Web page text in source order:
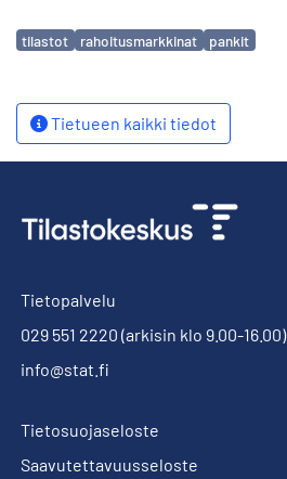
Avainsanat
tilastot rahoitusmarkkinat pankit
Tietueen kaikki tiedot
Tietopalvelu
029 551 2220 (arkisin klo 9.00-16.00)
info@stat.fi
Tietosuojaseloste
Saavutettavuusseloste